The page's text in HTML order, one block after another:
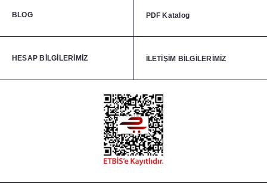
BLOG PDF Katalog
HESAP BİLGİLERİMİZ İLETİŞİM BİLGİLERİMİZ